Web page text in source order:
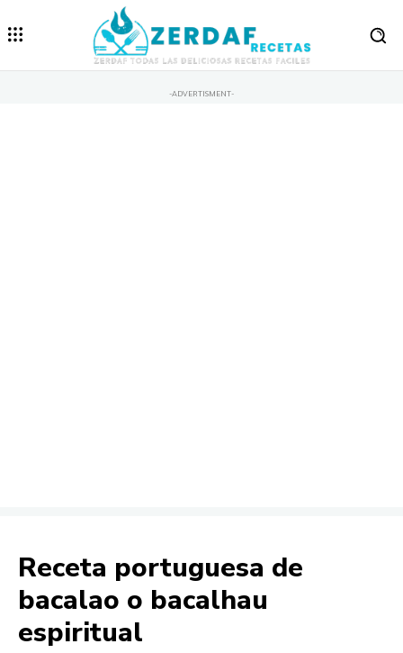
-ADVERTISMENT-
Receta portuguesa de
bacalao o bacalhau
espiritual